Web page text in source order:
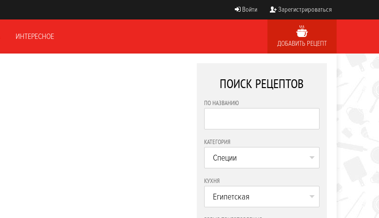
Войти Зарегистрироваться
ИНТЕРЕСНОЕ
ДОБАВИТЬ РЕЦЕПТ
ПОИСК РЕЦЕПТОВ
ПО НАЗВАНИЮ
КАТЕГОРИЯ
Специи
КУХНЯ
Египетская